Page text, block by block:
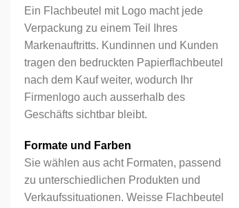
Ein Flachbeutel mit Logo macht jede
Verpackung zu einem Teil Ihres
Markenauftritts. Kundinnen und Kunden
tragen den bedruckten Papierflachbeutel
nach dem Kauf weiter, wodurch Ihr
Firmenlogo auch ausserhalb des
Geschäfts sichtbar bleibt.
Formate und Farben
Sie wählen aus acht Formaten, passend
zu unterschiedlichen Produkten und
Verkaufssituationen. Weisse Flachbeutel